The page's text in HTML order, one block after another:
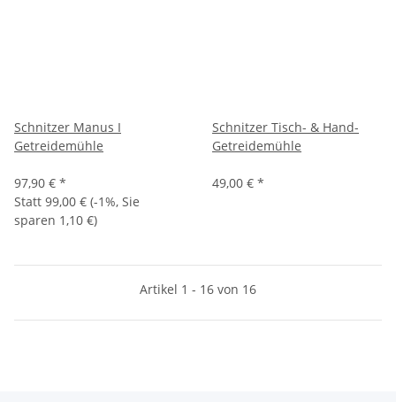
Schnitzer Manus I
Getreidemühle
97,90 € *
Statt 99,00 € (-1%, Sie
sparen 1,10 €)
Schnitzer Tisch- & Hand-
Getreidemühle
49,00 € *
Artikel 1 - 16 von 16